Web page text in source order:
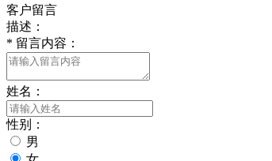
客户留言
描述：
* 留言内容：
姓名：
性别：
男